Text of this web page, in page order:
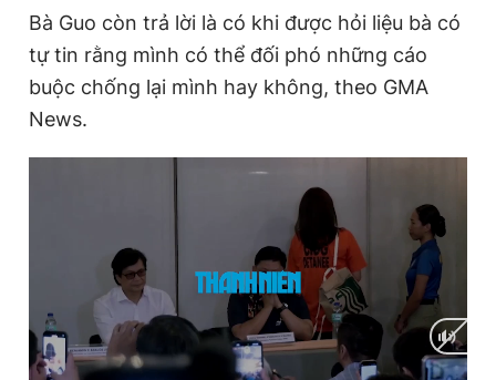
Theo dõi báo trên
0908 780 404
Quảng cáo Tòa soạn Chính sách bảo
Tổng biên tập: Nguyễn Ngọc Toàn
Phó tổng biên tập thường trực: Hải Thành
Phó tổng biên tập: Lâm Hiếu Dũng
Phó tổng biên tập: Trần Việt Hưng
Tổng thư ký tòa soạn: Đức Trung
Bà Guo còn trả lời là có khi được hỏi liệu bà có
tự tin rằng mình có thể đối phó những cáo
buộc chống lại mình hay không, theo GMA
News.